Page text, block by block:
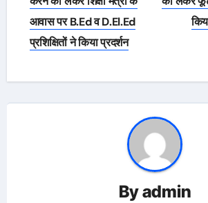
आवास पर B.Ed व D.El.Ed
प्रशिक्षितों ने किया प्रदर्शन
Byadmin